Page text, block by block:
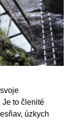
Je to členité
úzkych